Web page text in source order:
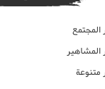
المجتمع
المشاهير
متنوعة